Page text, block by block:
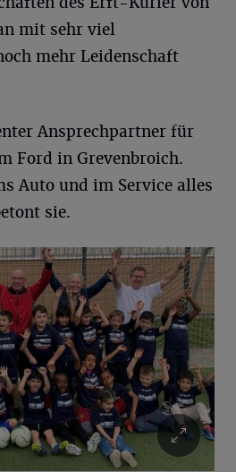
mit sehr viel
mehr Leidenschaft
Ansprechpartner für
Ford in Grevenbroich.
Auto und im Service alles
sie.